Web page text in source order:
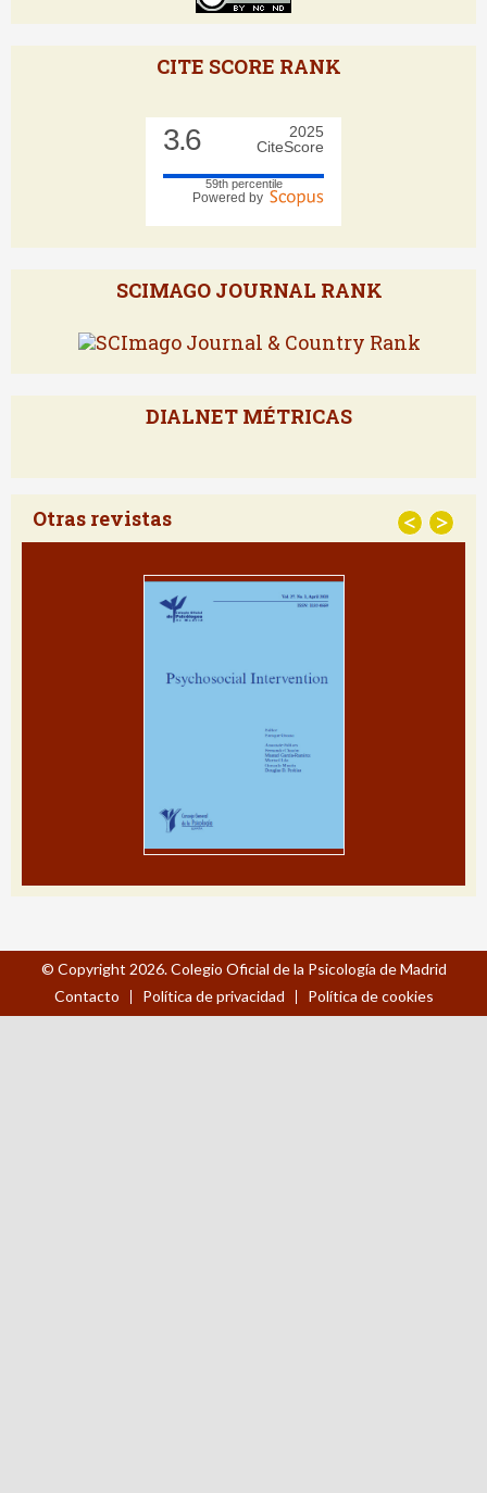
CITE SCORE RANK
3.6
2025
CiteScore
59th percentile
Powered by
SCIMAGO JOURNAL RANK
DIALNET MÉTRICAS
Otras revistas < >
© Copyright 2026. Colegio Oficial de la Psicología de Madrid
Contacto
Política de privacidad Política de cookies